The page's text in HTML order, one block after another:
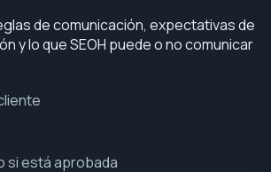
de comunicación, expectativas de
y lo que SEOH puede o no comunicar
si está aprobada